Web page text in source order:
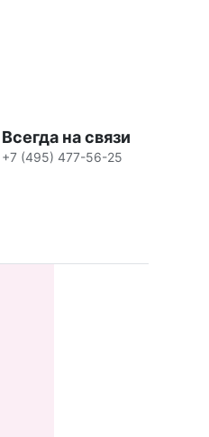
Всегда на связи
+7 (495) 477-56-25